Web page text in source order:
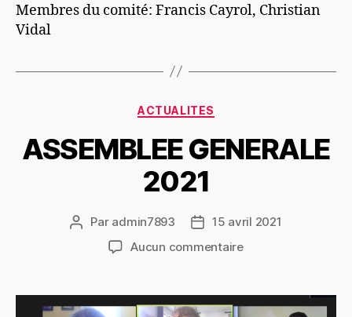
Membres du comité: Francis Cayrol, Christian
Vidal
Catégories
ACTUALITES
ASSEMBLEE GENERALE
2021
Auteur
l’article
Par admin7893
Date15 avril 2021
Aucun commentairesur
2021